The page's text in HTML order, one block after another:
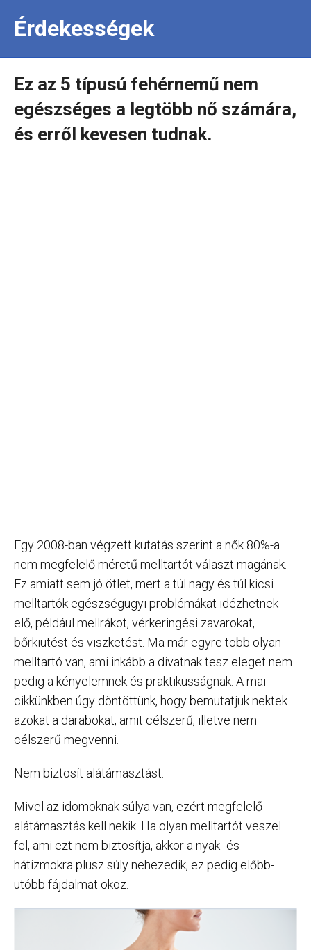
Érdekességek
Ez az 5 típusú fehérnemű nem
egészséges a legtöbb nő számára,
és erről kevesen tudnak.
Egy 2008-ban végzett kutatás szerint a nők 80%-a
nem megfelelő méretű melltartót választ magának.
Ez amiatt sem jó ötlet, mert a túl nagy és túl kicsi
melltartók egészségügyi problémákat idézhetnek
elő, például mellrákot, vérkeringési zavarokat,
bőrkiütést és viszketést. Ma már egyre több olyan
melltartó van, ami inkább a divatnak tesz eleget nem
pedig a kényelemnek és praktikusságnak. A mai
cikkünkben úgy döntöttünk, hogy bemutatjuk nektek
azokat a darabokat, amit célszerű, illetve nem
célszerű megvenni.
Nem biztosít alátámasztást.
Mivel az idomoknak súlya van, ezért megfelelő
alátámasztás kell nekik. Ha olyan melltartót veszel
fel, ami ezt nem biztosítja, akkor a nyak- és
hátizmokra plusz súly nehezedik, ez pedig előbb-
utóbb fájdalmat okoz.